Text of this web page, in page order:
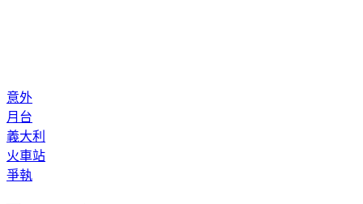
意外
月台
義大利
火車站
爭執